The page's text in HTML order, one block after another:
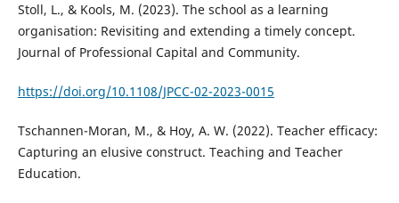
Stoll, L., & Kools, M. (2023). The school as a learning
organisation: Revisiting and extending a timely concept.
Journal of Professional Capital and Community.
https://doi.org/10.1108/JPCC-02-2023-0015
Tschannen-Moran, M., & Hoy, A. W. (2022). Teacher efficacy:
Capturing an elusive construct. Teaching and Teacher
Education.